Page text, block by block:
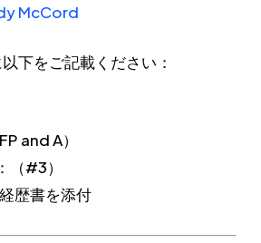
McCord
下をご記載ください：
and A）
（#3）
歴書を添付